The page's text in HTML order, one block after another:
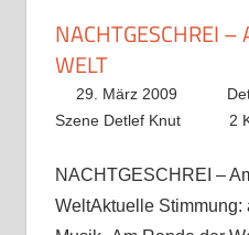
NACHTGESCHREI –
WELT
29. März 2009
Szene Detlef Knut
2
NACHTGESCHREI –
WeltAktuelle Stimmung: